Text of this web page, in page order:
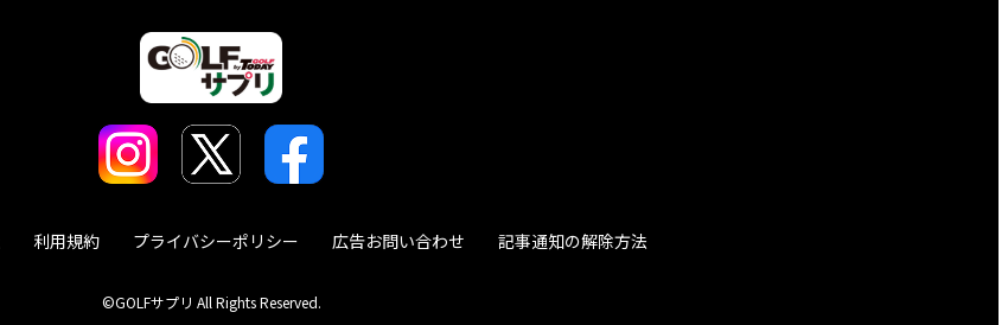
利用規約 プライバシーポリシー 広告お問い合わせ 記事通知の解除方法
©GOLFサプリ All Rights Reserved.